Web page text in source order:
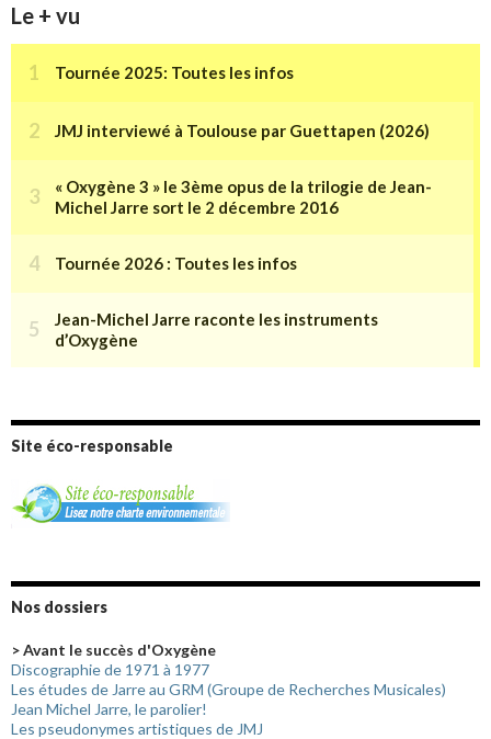
Le + vu
Site éco-responsable
Nos dossiers
> Avant le succès d'Oxygène
Discographie de 1971 à 1977
Les études de Jarre au GRM (Groupe de Recherches Musicales)
Jean Michel Jarre, le parolier!
Les pseudonymes artistiques de JMJ